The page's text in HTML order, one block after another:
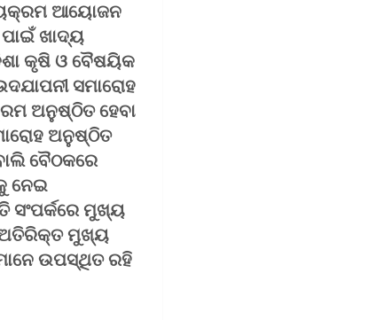
ଆୟୋଜନ
ଖାଦ୍ୟ
କୃଷି ଓ ବୈଷୟିକ
ସମାରୋହ
ଅନୁଷ୍ଠିତ ହେବା
ଅନୁଷ୍ଠିତ
ବୈଠକରେ
ନେଇ
ମୁଖ୍ୟ
ଅତିରିକ୍ତ ମୁଖ୍ୟ
ଉପସ୍ଥିତ ରହି